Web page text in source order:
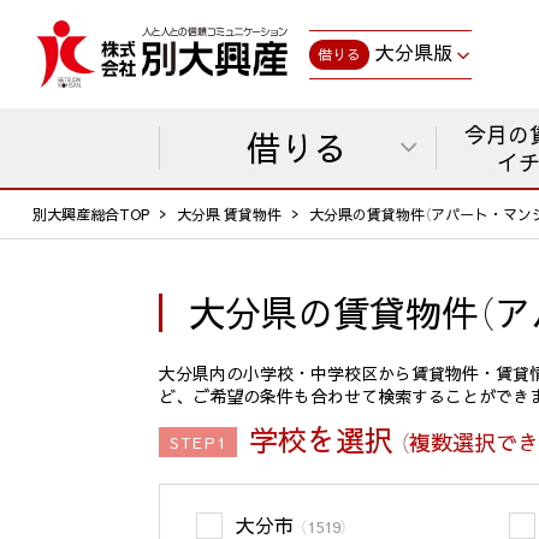
借りる 大分県版
借りる
今月の
イ
別大興産総合TOP 大分県 賃貸物件 大分県の賃貸物件（アパート・マ
大分県の賃貸物件（
大分県内の小学校・中学校区から賃貸物件・賃
ど、ご希望の条件も合わせて検索することができ
STEP1 学校を選択 （複数選択で
大分市 （1519）